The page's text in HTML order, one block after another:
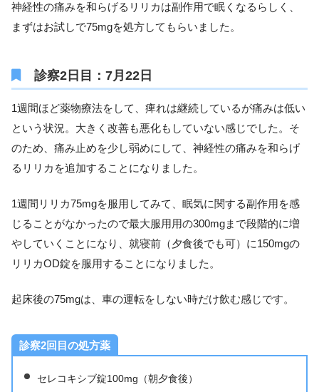
神経性の痛みを和らげるリリカは副作用で眠くなるらしく、
まずはお試しで75mgを処方してもらいました。
診察2日目：7月22日
1週間ほど薬物療法をして、痺れは継続しているが痛みは低い
という状況。大きく改善も悪化もしていない感じでした。そ
のため、痛み止めを少し弱めにして、神経性の痛みを和らげ
るリリカを追加することになりました。
1週間リリカ75mgを服用してみて、眠気に関する副作用を感
じることがなかったので最大服用用の300mgまで段階的に増
やしていくことになり、就寝前（夕食後でも可）に150mgの
リリカOD錠を服用することになりました。
起床後の75mgは、車の運転をしない時だけ飲む感じです。
診察2回目の処方薬
セレコキシブ錠100mg（朝夕食後）